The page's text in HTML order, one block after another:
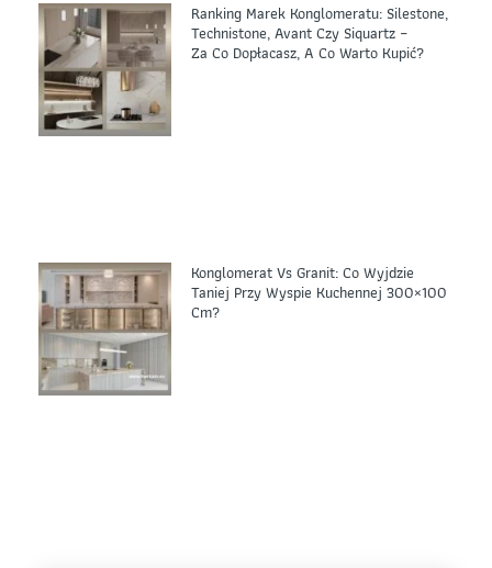
Ranking Marek Konglomeratu: Silestone,
Technistone, Avant Czy Siquartz –
Za Co Dopłacasz, A Co Warto Kupić?
Konglomerat Vs Granit: Co Wyjdzie
Taniej Przy Wyspie Kuchennej 300×100
Cm?